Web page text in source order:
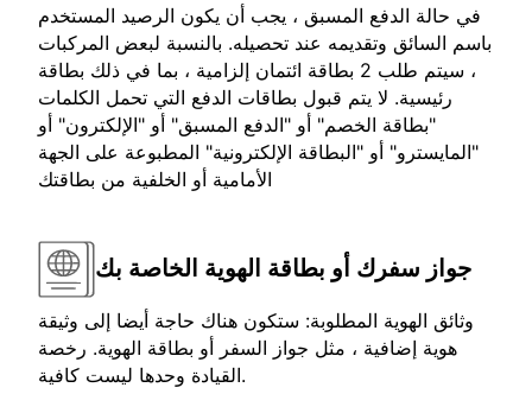
في حالة الدفع المسبق ، يجب أن يكون الرصيد المستخدم
باسم السائق وتقديمه عند تحصيله. بالنسبة لبعض المركبات
، سيتم طلب 2 بطاقة ائتمان إلزامية ، بما في ذلك بطاقة
رئيسية. لا يتم قبول بطاقات الدفع التي تحمل الكلمات
"بطاقة الخصم" أو "الدفع المسبق" أو "الإلكترون" أو
"المايسترو" أو "البطاقة الإلكترونية" المطبوعة على الجهة
الأمامية أو الخلفية من بطاقتك
جواز سفرك أو بطاقة الهوية الخاصة بك
وثائق الهوية المطلوبة: ستكون هناك حاجة أيضا إلى وثيقة
هوية إضافية ، مثل جواز السفر أو بطاقة الهوية. رخصة
القيادة وحدها ليست كافية.